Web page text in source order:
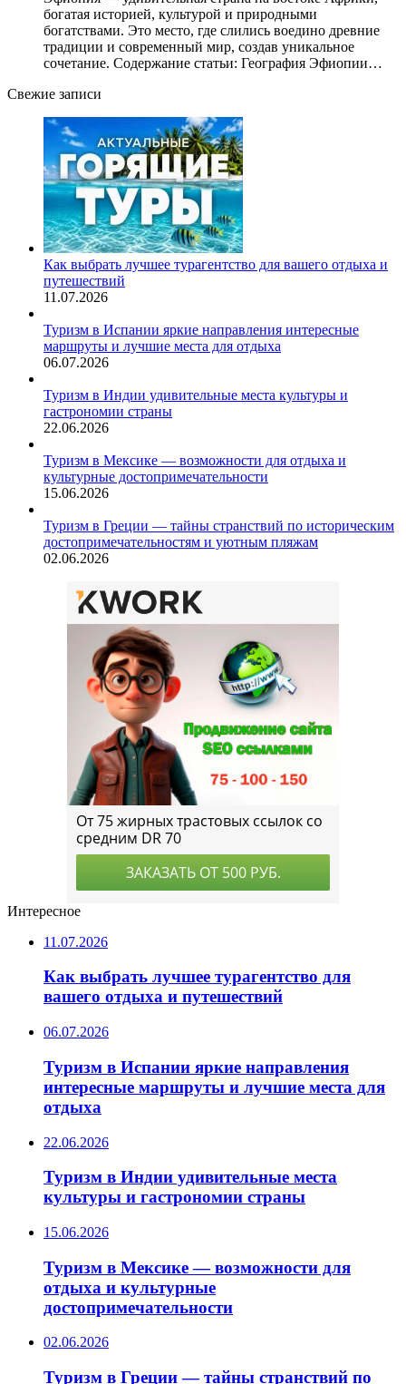
богатая историей, культурой и природными
богатствами. Это место, где слились воедино древние
традиции и современный мир, создав уникальное
сочетание. Содержание статьи: География Эфиопии…
Свежие записи
Как выбрать лучшее турагентство для вашего отдыха и
путешествий
11.07.2026
Туризм в Испании яркие направления интересные
маршруты и лучшие места для отдыха
06.07.2026
Туризм в Индии удивительные места культуры и
гастрономии страны
22.06.2026
Туризм в Мексике — возможности для отдыха и
культурные достопримечательности
15.06.2026
Туризм в Греции — тайны странствий по историческим
достопримечательностям и уютным пляжам
02.06.2026
Интересное
11.07.2026
Как выбрать лучшее турагентство для
вашего отдыха и путешествий
06.07.2026
Туризм в Испании яркие направления
интересные маршруты и лучшие места для
отдыха
22.06.2026
Туризм в Индии удивительные места
культуры и гастрономии страны
15.06.2026
Туризм в Мексике — возможности для
отдыха и культурные
достопримечательности
02.06.2026
Туризм в Греции — тайны странствий по